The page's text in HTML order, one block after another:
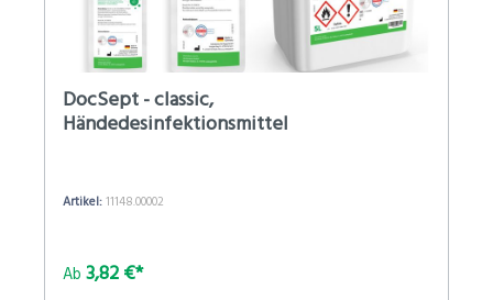
DocSept - classic,
Händedesinfektionsmittel
Artikel:11148.00002
Ab 3,82 €*